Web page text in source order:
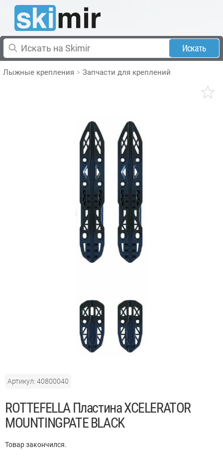
Искать
Лыжные крепления Запчасти для креплений
Артикул: 40800040
ROTTEFELLA Пластина XCELERATOR
MOUNTINGPATE BLACK
Товар закончился.